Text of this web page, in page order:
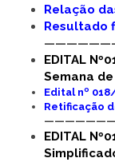
Relação
Resultado
EDITAL
Semana
Edital nº
Retificação
EDITAL